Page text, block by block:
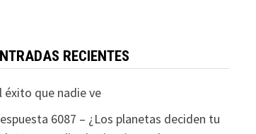
RECIENTES
éxito que nadie ve
6087 – ¿Los planetas deciden tu